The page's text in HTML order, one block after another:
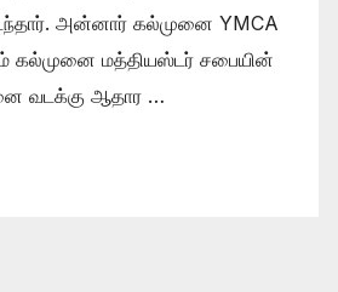
அன்னார் கல்முனை YMCA
கல்முனை மத்தியஸ்டர் சபையின்
வடக்கு ஆதார …